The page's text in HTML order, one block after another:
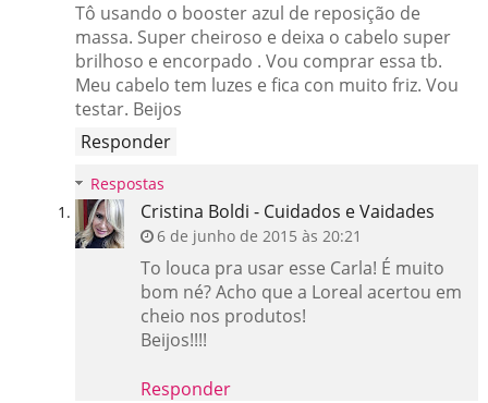
Tô usando o booster azul de reposição de
massa. Super cheiroso e deixa o cabelo super
brilhoso e encorpado . Vou comprar essa tb.
Meu cabelo tem luzes e fica con muito friz. Vou
testar. Beijos
Responder
Respostas
Cristina Boldi - Cuidados e Vaidades
6 de junho de 2015 às 20:21
To louca pra usar esse Carla! É muito
bom né? Acho que a Loreal acertou em
cheio nos produtos!
Beijos!!!!
Responder